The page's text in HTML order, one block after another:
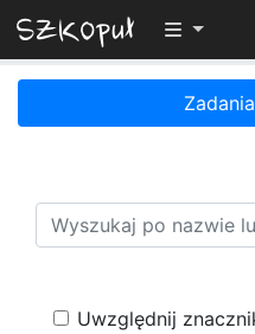
Przełącz
Uwzględnij